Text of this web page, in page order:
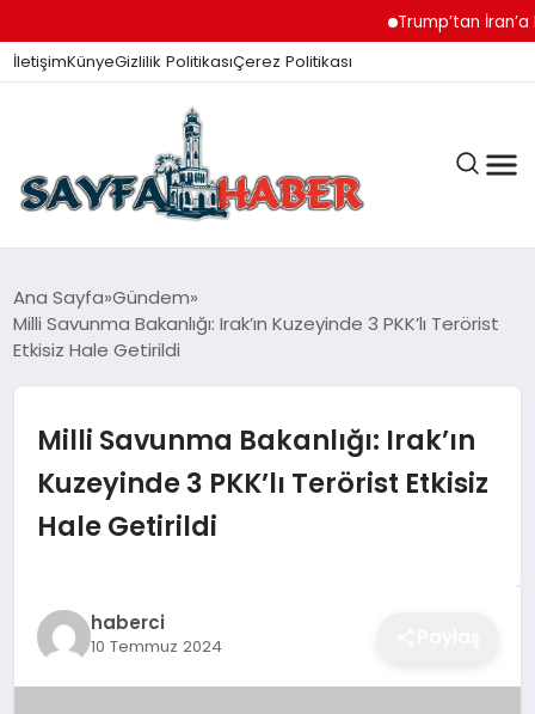
Trump’tan İran’a
İletişimKünyeGizlilik PolitikasıÇerez Politikası
ANA SAYFA
GÜNDEM
İZMIR HABERLERI
EKONOMI
Ana Sayfa Gündem
Milli Savunma Bakanlığı: Irak’ın Kuzeyinde 3 PKK’lı Terörist
Etkisiz Hale Getirildi
Milli Savunma Bakanlığı: Irak’ın
Kuzeyinde 3 PKK’lı Terörist Etkisiz
Hale Getirildi
haberci
10 Temmuz 2024